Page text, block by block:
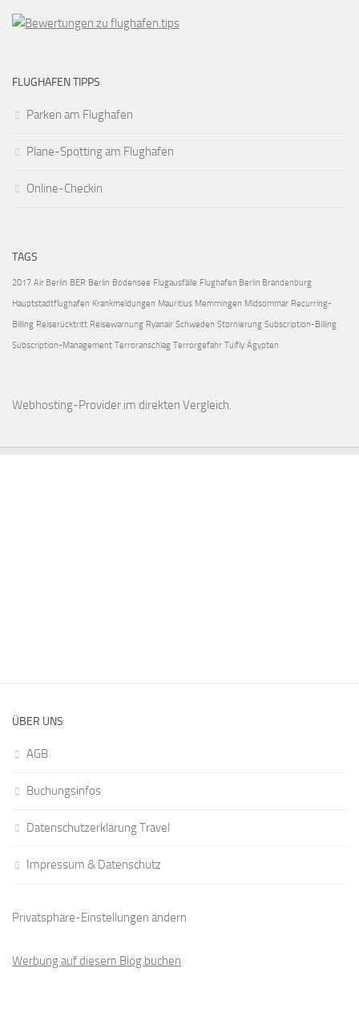
FLUGHAFEN TIPPS
Parken am Flughafen
Plane-Spotting am Flughafen
Online-Checkin
TAGS
2017 Air Berlin BER Berlin Bodensee Flugausfälle Flughafen Berlin Brandenburg
Hauptstadtflughafen Krankmeldungen Mauritius Memmingen Midsommar Recurring-
Billing Reiserücktritt Reisewarnung Ryanair Schweden Stornierung Subscription-Billing
Subscription-Management Terroranschlag Terrorgefahr Tuifly Ägypten
Webhosting-Provider im direkten Vergleich.
ÜBER UNS
AGB
Buchungsinfos
Datenschutzerklärung Travel
Impressum & Datenschutz
Privatsphäre-Einstellungen ändern
Werbung auf diesem Blog buchen